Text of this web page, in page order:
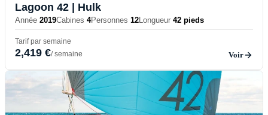
Lagoon 42 | Hulk
Année 2019Cabines 4Personnes 12Longueur 42 pieds
Tarif par semaine
2,419 €/ semaine Voir